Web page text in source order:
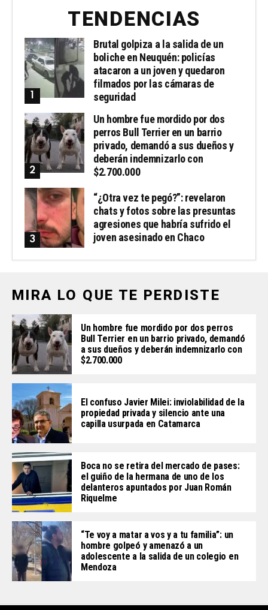
TENDENCIAS
Brutal golpiza a la salida de un
boliche en Neuquén: policías
atacaron a un joven y quedaron
filmados por las cámaras de
seguridad
Un hombre fue mordido por dos
perros Bull Terrier en un barrio
privado, demandó a sus dueños y
deberán indemnizarlo con
$2.700.000
“¿Otra vez te pegó?”: revelaron
chats y fotos sobre las presuntas
agresiones que habría sufrido el
joven asesinado en Chaco
MIRA LO QUE TE PERDISTE
Un hombre fue mordido por dos perros
Bull Terrier en un barrio privado, demandó
a sus dueños y deberán indemnizarlo con
$2.700.000
El confuso Javier Milei: inviolabilidad de la
propiedad privada y silencio ante una
capilla usurpada en Catamarca
Boca no se retira del mercado de pases:
el guiño de la hermana de uno de los
delanteros apuntados por Juan Román
Riquelme
“Te voy a matar a vos y a tu familia”: un
hombre golpeó y amenazó a un
adolescente a la salida de un colegio en
Mendoza